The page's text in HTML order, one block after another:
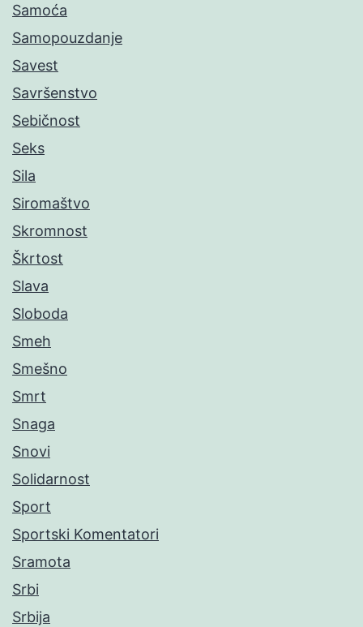
Samoća
Samopouzdanje
Savest
Savršenstvo
Sebičnost
Seks
Sila
Siromaštvo
Skromnost
Škrtost
Slava
Sloboda
Smeh
Smešno
Smrt
Snaga
Snovi
Solidarnost
Sport
Sportski Komentatori
Sramota
Srbi
Srbija